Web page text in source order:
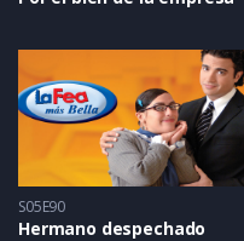
S05E90
Hermano despechado